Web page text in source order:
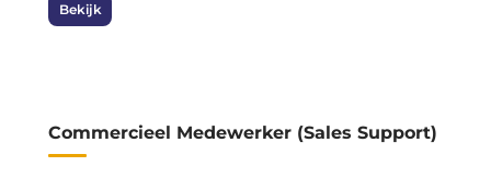
Bekijk
Commercieel Medewerker (Sales Support)